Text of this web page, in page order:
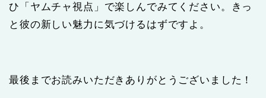
ひ「ヤムチャ視点」で楽しんでみてください。きっ
と彼の新しい魅力に気づけるはずですよ。
最後までお読みいただきありがとうございました！